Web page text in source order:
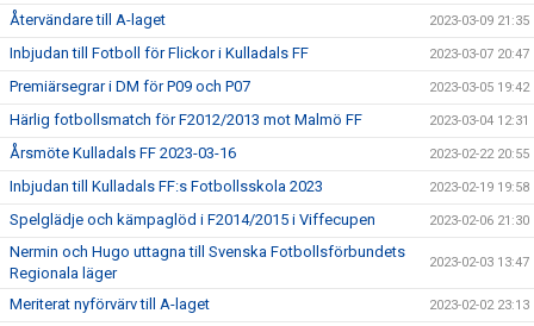
Återvändare till A-laget 2023-03-09 21:35
Inbjudan till Fotboll för Flickor i Kulladals FF 2023-03-07 20:47
Premiärsegrar i DM för P09 och P07 2023-03-05 19:42
Härlig fotbollsmatch för F2012/2013 mot Malmö FF 2023-03-04 12:31
Årsmöte Kulladals FF 2023-03-16 2023-02-22 20:55
Inbjudan till Kulladals FF:s Fotbollsskola 2023 2023-02-19 19:58
Spelglädje och kämpaglöd i F2014/2015 i Viffecupen 2023-02-06 21:30
Nermin och Hugo uttagna till Svenska Fotbollsförbundets
Regionala läger
2023-02-03 13:47
Meriterat nyförvärv till A-laget 2023-02-02 23:13